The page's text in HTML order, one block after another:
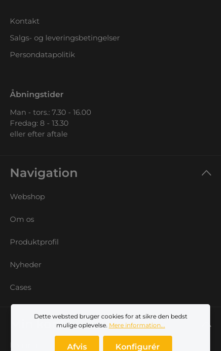
Kontakt
Salgs- og leveringsbetingelser
Persondatapolitik
Åbningstider
Man - tors.: 7.30 - 16.00
Fredag: 8 - 13.30
eller efter aftale
Navigation
Webshop
Om os
Produktprofil
Nyheder
Cases
Min konto
Log ind
Dette websted bruger cookies for at sikre den bedst
mulige oplevelse. Mere information...
Afvis Konfigurér